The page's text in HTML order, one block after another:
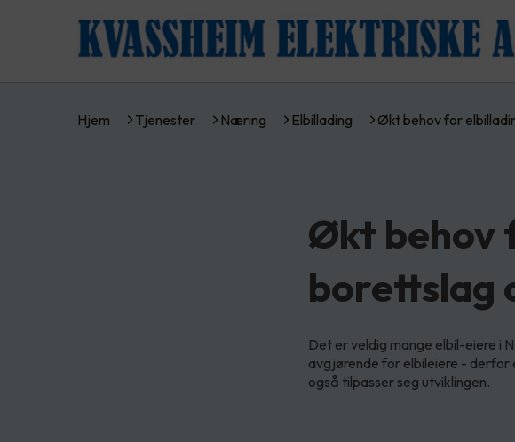
Hjem Tjenester Næring Elbillading Økt behov for
Økt behov
borettslag
Det er veldig mange elbil-eiere i
avgjørende for elbileiere - derfor
også tilpasser seg utviklingen.